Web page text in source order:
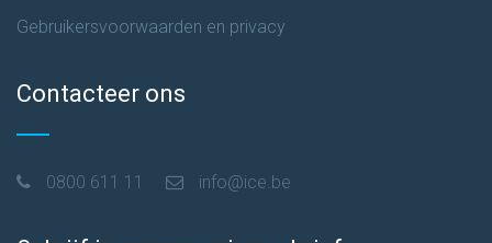
Gebruikersvoorwaarden en privacy
Contacteer ons
info@ice.be